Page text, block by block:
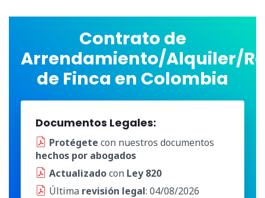
Contrato de
Arrendamiento/Alquiler/
de Finca en Colombia
Documentos Legales:
Protégete con nuestros documentos
hechos por abogados
Actualizadocon Ley 820
Última revisión legal: 04/08/2026